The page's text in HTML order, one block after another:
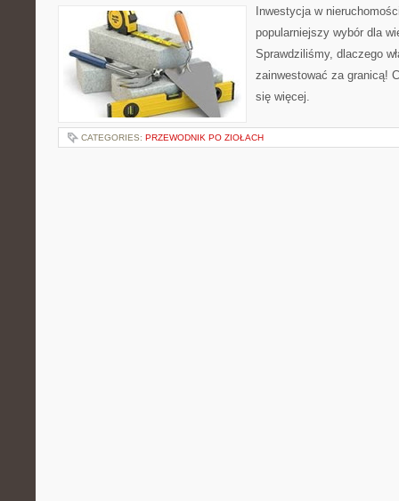
Inwestycja w
popularniejszy wybór dla
Sprawdziliśmy, dlaczego
zainwestować za granicą!
się więcej.
CATEGORIES: PRZEWODNIK PO ZIOŁACH